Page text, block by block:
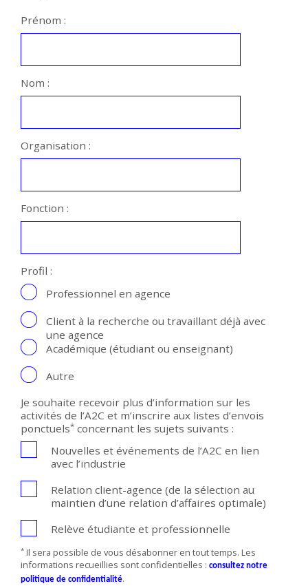
Prénom :
Nom :
Organisation :
Fonction :
Profil :
Professionnel en agence
Client à la recherche ou travaillant déjà avec
une agence
Académique (étudiant ou enseignant)
Autre
Je souhaite recevoir plus d’information sur les
activités de l’A2C et m’inscrire aux listes d’envois
ponctuels* concernant les sujets suivants :
Nouvelles et événements de l’A2C en lien
avec l’industrie
Relation client-agence (de la sélection au
maintien d’une relation d’affaires optimale)
Relève étudiante et professionnelle
* Il sera possible de vous désabonner en tout temps. Les
informations recueillies sont confidentielles : consultez notre
politique de confidentialité.